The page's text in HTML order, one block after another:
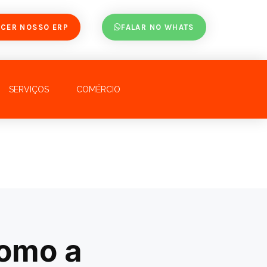
NOSSO ERP FALAR NO WHATS
SERVIÇOS COMÉRCIO
a